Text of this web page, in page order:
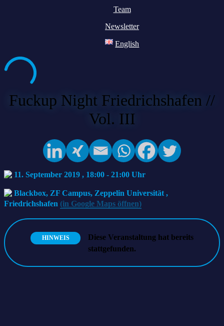
Team
Newsletter
English
Fuckup Night Friedrichshafen //
Vol. III
11. September 2019 , 18:00 - 21:00
Blackbox, ZF Campus, Zeppelin Universität ,
Friedrichshafen (in Google Maps öffnen)
HINWEIS
Diese Veranstaltung hat bereits
stattgefunden.